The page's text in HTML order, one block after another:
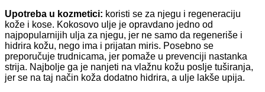
Upotreba u kozmetici: koristi se za njegu i regeneraciju
kože i kose. Kokosovo ulje je opravdano jedno od
najpopularnijih ulja za njegu, jer ne samo da regeneriše i
hidrira kožu, nego ima i prijatan miris. Posebno se
preporučuje trudnicama, jer pomaže u prevenciji nastanka
strija. Najbolje ga je nanjeti na vlažnu kožu poslje tuširanja,
jer se na taj način koža dodatno hidrira, a ulje lakše upija.